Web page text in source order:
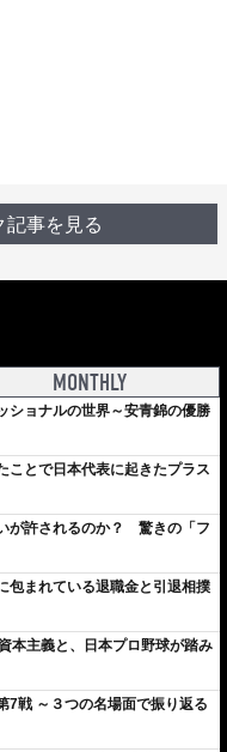
記事を見る
MONTHLY
ショナルの世界～安青錦の優勝
ことで日本代表に起きたプラス
が許されるのか？ 驚きの「フ
包まれている退職金と引退相撲
本主義と、日本プロ野球が踏み
7戦 ～３つの名場面で振り返る